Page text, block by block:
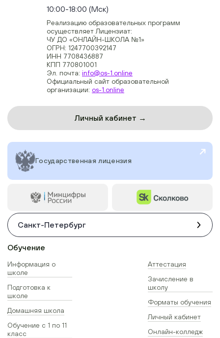
10:00-18:00 (Мск)
Реализацию образовательных программ
осуществляет Лицензиат:
ЧУ ДО «ОНЛАЙН-ШКОЛА №1»
ОГРН: 1247700392147
ИНН 7708436887
КПП 770801001
Эл. почта: info@os-1.online
Официальный сайт образовательной
организации: os-1.online
Личный кабинет →
Государственная лицензия
Санкт-Петербург
Обучение
Информация о
школе
Подготовка к
школе
Домашняя школа
Обучение с 1 по 11
класс
Аттестация
Зачисление в
школу
Форматы обучения
Личный кабинет
Онлайн-колледж